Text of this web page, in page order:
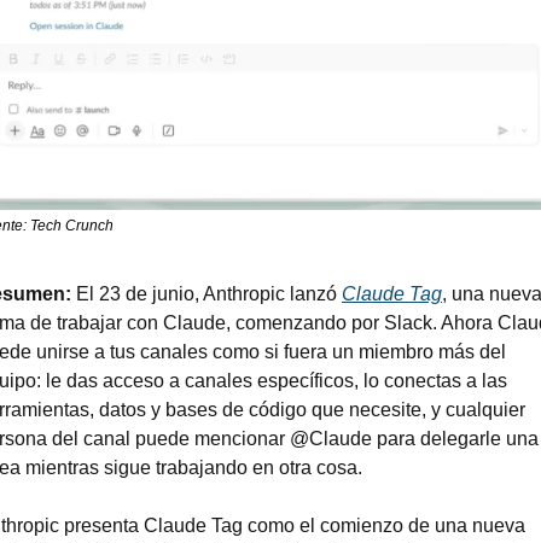
Tech Crunch
El 23 de junio, Anthropic lanzó Claude Tag, una nueva
de trabajar con Claude, comenzando por Slack. Ahora
unirse a tus canales como si fuera un miembro más del
le das acceso a canales específicos, lo conectas a las
datos y bases de código que necesite, y cualquier
del canal puede mencionar @Claude para delegarle una
mientras sigue trabajando en otra cosa.
presenta Claude Tag como el comienzo de una nueva